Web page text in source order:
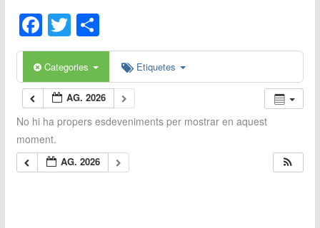
F
a
c
e
b
o
o
T
w
itt
er
C
o
p
ar
ix
Categories Etiquetes
AG. 2026
No hi ha propers esdeveniments per mostrar en aquest
moment.
AG. 2026